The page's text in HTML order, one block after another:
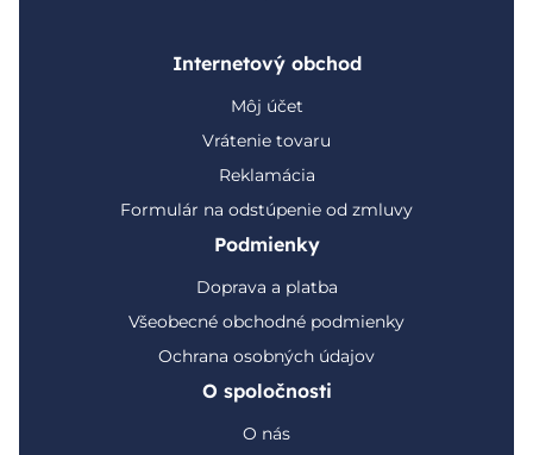
Internetový obchod
Môj účet
Vrátenie tovaru
Reklamácia
Formulár na odstúpenie od zmluvy
Podmienky
Doprava a platba
Všeobecné obchodné podmienky
Ochrana osobných údajov
O spoločnosti
O nás